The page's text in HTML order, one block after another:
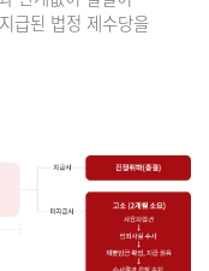
급된 법정 제수당을